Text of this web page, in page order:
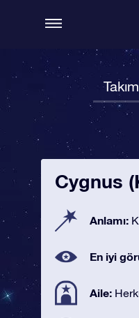
Cygnus
Anlamı:
En iyi
Aile: